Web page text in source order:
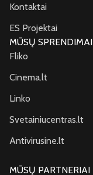
Kontaktai
ES Projektai
MŪSŲ SPRENDIMAI
Fliko
Cinema.lt
Linko
Svetainiucentras.lt
Antivirusine.lt
MŪSŲ PARTNERIAI